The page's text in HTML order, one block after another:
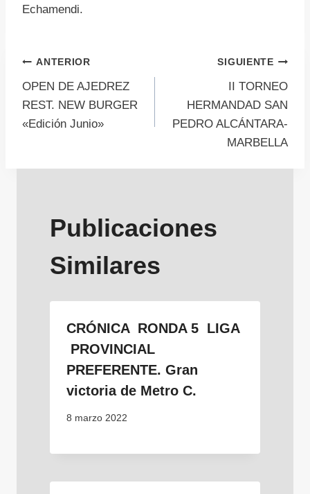
Echamendi.
Navegación
de
ANTERIOR
OPEN DE AJEDREZ
REST. NEW BURGER
«Edición Junio»
SIGUIENTE
II TORNEO
HERMANDAD SAN
PEDRO ALCÁNTARA-
MARBELLA
Publicaciones
Similares
CRÓNICA RONDA 5 LIGA
PROVINCIAL
PREFERENTE. Gran
victoria de Metro C.
8 marzo 2022